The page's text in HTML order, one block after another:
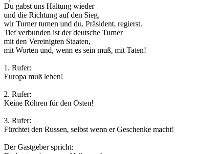
Du gabst uns Haltung wieder
und die Richtung auf den Sieg,
wir Turner turnen und du, Präsident, regierst.
Tief verbunden ist der deutsche Turner
mit den Vereinigten Staaten,
mit Worten und, wenn es sein muß, mit Taten!
1. Rufer:
Europa muß leben!
2. Rufer:
Keine Röhren für den Osten!
3. Rufer:
Fürchtet den Russen, selbst wenn er Geschenke macht!
Der Gastgeber spricht: